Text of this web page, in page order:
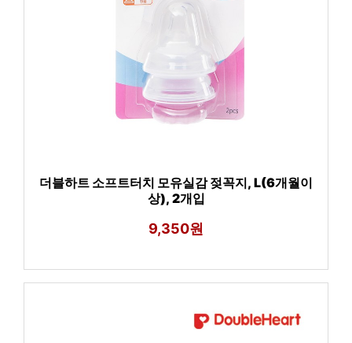
더블하트 소프트터치 모유실감 젖꼭지, L(6개월이
상), 2개입
9,350원